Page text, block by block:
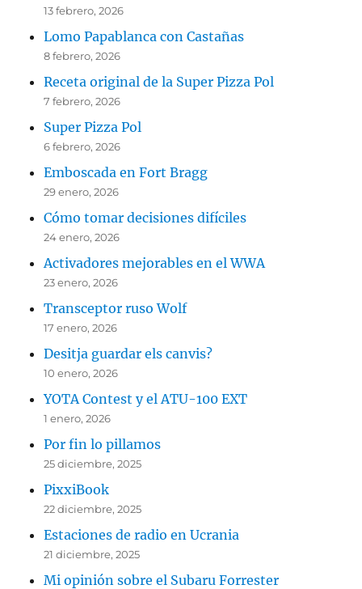
13 febrero, 2026
Lomo Papablanca con Castañas
8 febrero, 2026
Receta original de la Super Pizza Pol
7 febrero, 2026
Super Pizza Pol
6 febrero, 2026
Emboscada en Fort Bragg
29 enero, 2026
Cómo tomar decisiones difíciles
24 enero, 2026
Activadores mejorables en el WWA
23 enero, 2026
Transceptor ruso Wolf
17 enero, 2026
Desitja guardar els canvis?
10 enero, 2026
YOTA Contest y el ATU-100 EXT
1 enero, 2026
Por fin lo pillamos
25 diciembre, 2025
PixxiBook
22 diciembre, 2025
Estaciones de radio en Ucrania
21 diciembre, 2025
Mi opinión sobre el Subaru Forrester